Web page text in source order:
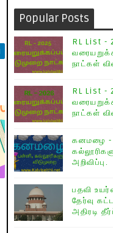
Popular Posts
RL List -
நாட்கள்
RL List -
நாட்கள்
கனமழை -
அறிவிப்பு.
பதவி
தேர்வு
அதிரடி